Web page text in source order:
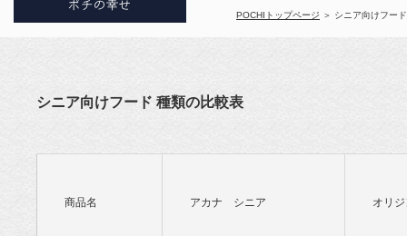
ドッグフー
- ポチ公式サ
POCHIトップページ ＞ シニア向けフー
シニア向けフード 種類の比較表
商品名 アカナ シニア オリ